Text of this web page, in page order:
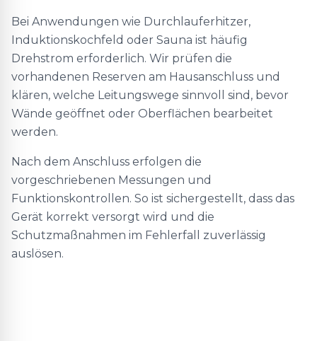
Bei Anwendungen wie Durchlauferhitzer,
Induktionskochfeld oder Sauna ist häufig
Drehstrom erforderlich. Wir prüfen die
vorhandenen Reserven am Hausanschluss und
klären, welche Leitungswege sinnvoll sind, bevor
Wände geöffnet oder Oberflächen bearbeitet
werden.
Nach dem Anschluss erfolgen die
vorgeschriebenen Messungen und
Funktionskontrollen. So ist sichergestellt, dass das
Gerät korrekt versorgt wird und die
Schutzmaßnahmen im Fehlerfall zuverlässig
auslösen.